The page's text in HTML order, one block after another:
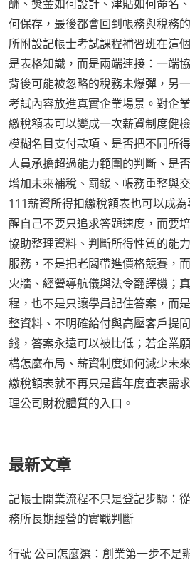
酬、獎金如何設計、津貼如何命名
何保存，最後都會回到帳務與稅務
所附設記帳士考試課程補習班在這
是表格知識，而是兩端連接：一端
背後可能被忽略的稅務未爆彈，另
考試內容放進真實企業場景。對企
繳稅額表可以變成一次薪資制度健
模糊名目支付款項、是否把不同所
人員承擔超過能力範圍的判斷、是
增加未來補稅、罰鍰、帳務重整與
111薪資所得扣繳稅額表也可以成
醒自己不要只追求答題速度，而要
協助整理資料、判斷所得性質的能
服務，不是把老闆帶進價格競賽，
火牆、經營導航儀與法令翻譯機；
程，也不是只讓學員記住答案，而
整資料、不明確給付與高壓客戶提
錢，答案永遠可以被比低；若企業
構怎麼布局、薪資制度如何減少未
繳稅額表就不再只是舊年度查表需
理公司財稅體質的入口。
最新文章
記帳士開業流程不只是登記步驟：
務所長期經營的實戰判斷
行號 公司怎麼選：創業第一步不是